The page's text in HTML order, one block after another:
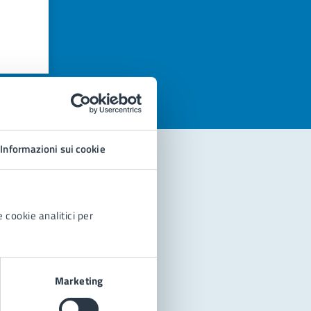
Informazioni sui cookie
cookie analitici per
Marketing